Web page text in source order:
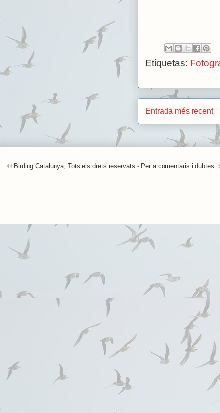
Etiquetas:
Entrada més recent
© Birding Catalunya, Tots els drets reservats - Per a comentaris i dubtes: